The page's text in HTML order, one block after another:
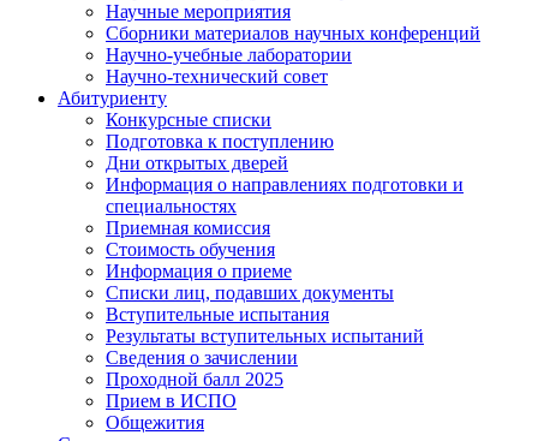
Научные мероприятия
Сборники материалов научных конференций
Научно-учебные лаборатории
Научно-технический совет
Абитуриенту
Конкурсные списки
Подготовка к поступлению
Дни открытых дверей
Информация о направлениях подготовки и
специальностях
Приемная комиссия
Стоимость обучения
Информация о приеме
Списки лиц, подавших документы
Вступительные испытания
Результаты вступительных испытаний
Сведения о зачислении
Проходной балл 2025
Прием в ИСПО
Общежития